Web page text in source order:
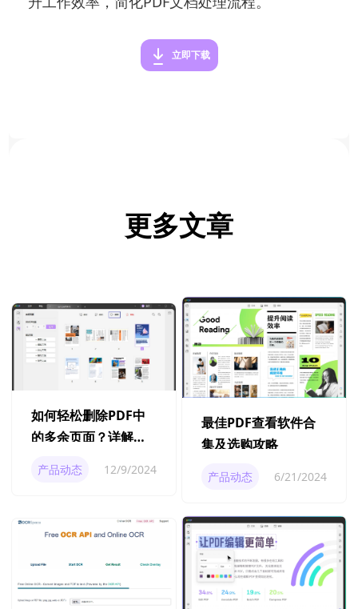
立即下载
更多文章
如何轻松删除PDF中
的多余页面？详解六
产品动态 12/9/2024
最佳PDF查看软件合
集及选购攻略
产品动态 6/21/2024